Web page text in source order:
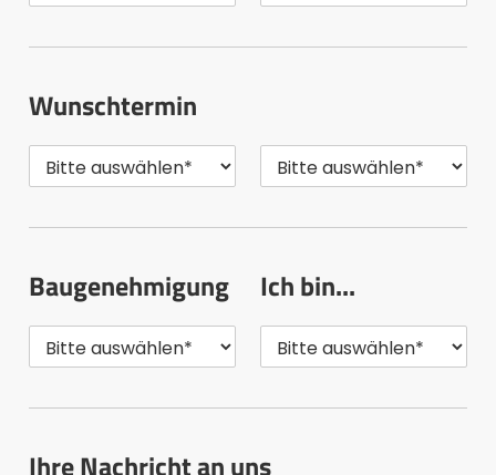
Wunschtermin
Baugenehmigung Ich bin...
Ihre Nachricht an uns